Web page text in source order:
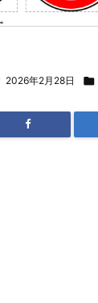
2026年2月28日 